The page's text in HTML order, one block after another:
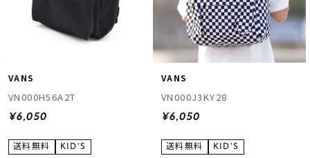
VANS
VN000H56A2T
¥6,050
VANS
VN000J3KY28
¥6,050